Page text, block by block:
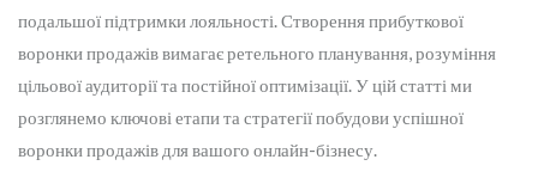
подальшої підтримки лояльності. Створення прибуткової
воронки продажів вимагає ретельного планування, розуміння
цільової аудиторії та постійної оптимізації. У цій статті ми
розглянемо ключові етапи та стратегії побудови успішної
воронки продажів для вашого онлайн-бізнесу.